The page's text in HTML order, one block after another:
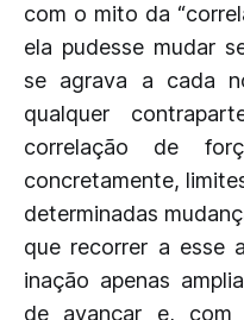
com o mito da
ela pudesse mudar
se agrava a cada
qualquer
correlação de
concretamente,
determinadas
que recorrer a esse
inação apenas
de avançar e, com